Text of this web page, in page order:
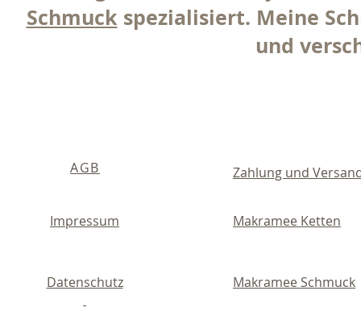
Schmuckspezialisiert. Meine
und
AGB
Impressum
Datenschutz
Zahlung und
Makramee Ketten
Makramee Schmuck